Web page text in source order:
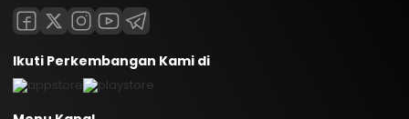
Ikuti Perkembangan Kami di